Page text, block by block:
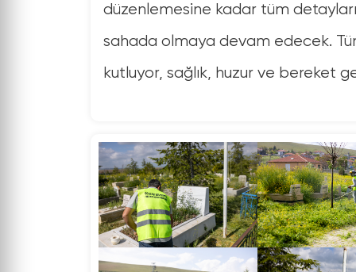
düzenlemesine kadar tüm
sahada olmaya devam edecek.
kutluyor, sağlık, huzur ve bereket